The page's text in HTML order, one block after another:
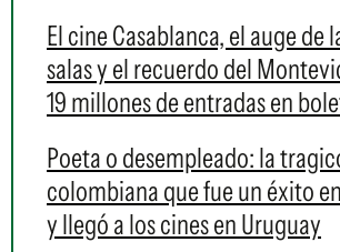
El cine Casablanca, el auge de
salas y el recuerdo del
19 millones de entradas en
Poeta o desempleado: la
colombiana que fue un éxito
y llegó a los cines en Uruguay